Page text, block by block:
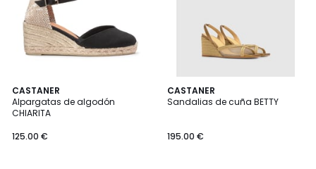
CASTANER
Alpargatas de algodón
CHIARITA
125.00 €
5
/
5
2
Colores
CASTANER
Sandalias de cuña BETTY
195.00 €